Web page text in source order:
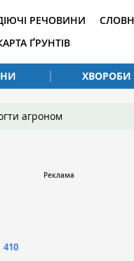
РЕЧОВИНИ
ҐРУНТІВ
ХВОРОБИ
агроном
410